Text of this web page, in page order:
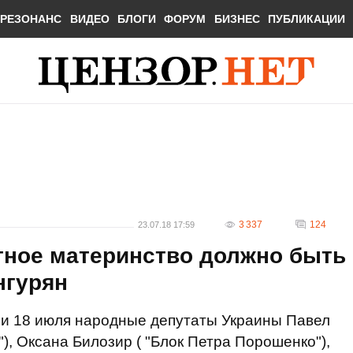
РЕЗОНАНС ВИДЕО БЛОГИ ФОРУМ БИЗНЕС ПУБЛИКАЦИИ
23.07.18 17:59 3 337 124
материнство должно быть
18 июля народные депутаты Украины Павел
Оксана Билозир ( "Блок Петра Порошенко"),